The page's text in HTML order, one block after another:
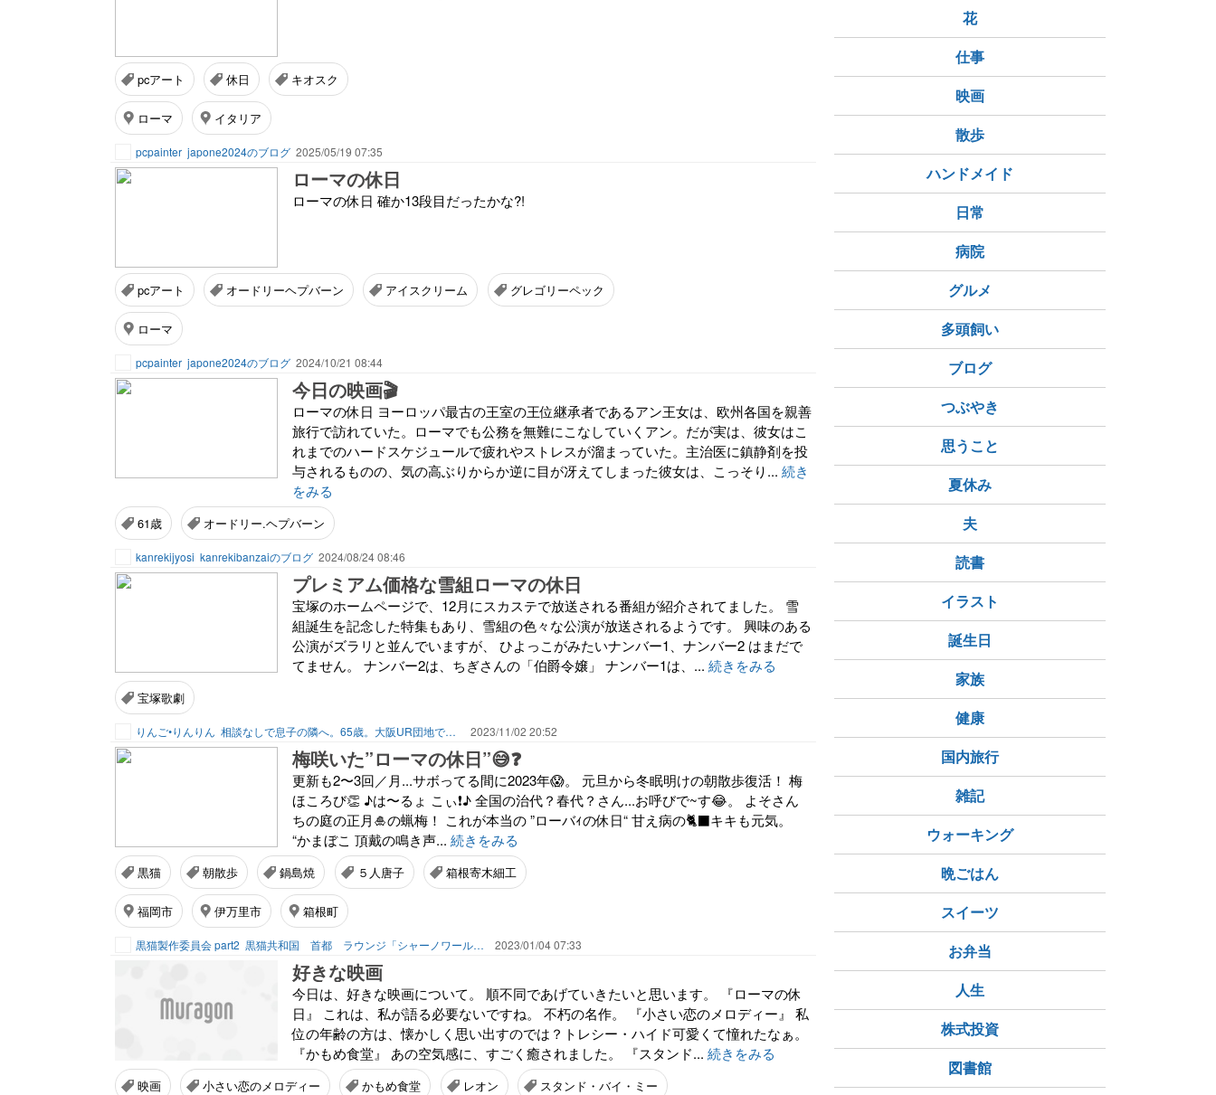
pcアート 休日 キオスク
ローマ イタリア
pcpainter japone2024のブログ 2025/05/19 07:35
ローマの休日
ローマの休日 確か13段目だったかな?!
pcアート オードリーヘプバーン アイスクリーム グレゴリーペック
ローマ
pcpainter japone2024のブログ 2024/10/21 08:44
今日の映画🎬
ローマの休日 ヨーロッパ最古の王室の王位継承者であるアン王女は、欧州各国を親善
旅行で訪れていた。ローマでも公務を無難にこなしていくアン。だが実は、彼女はこ
れまでのハードスケジュールで疲れやストレスが溜まっていた。主治医に鎮静剤を投
与されるものの、気の高ぶりからか逆に目が冴えてしまった彼女は、こっそり... 続き
をみる
61歳 オードリー.ヘプバーン
kanrekijyosi kanrekibanzaiのブログ 2024/08/24 08:46
プレミアム価格な雪組ローマの休日
宝塚のホームページで、12月にスカステで放送される番組が紹介されてました。 雪
組誕生を記念した特集もあり、雪組の色々な公演が放送されるようです。 興味のある
公演がズラリと並んでいますが、 ひよっこがみたいナンバー1、ナンバー2 はまだで
てません。 ナンバー2は、ちぎさんの「伯爵令嬢」 ナンバー1は、... 続きをみる
宝塚歌劇
りんご•りんりん 相談なしで息子の隣へ。65歳。大阪UR団地で叶える「貯金を減らさない」年金暮らし 2023/11/02 20:52
梅咲いた”ローマの休日”😅❓
更新も2〜3回／月...サボってる間に2023年😱。 元旦から冬眠明けの朝散歩復活！ 梅
ほころび👏 ♪は〜るょ こぃ❗️♪ 全国の治代？春代？さん...お呼びで~す😂。 よそさん
ちの庭の正月🎍の蝋梅！ これが本当の ”ローバｨの休日“ 甘え病の🐈‍⬛キキも元気。
“かまぼこ 頂戴の鳴き声... 続きをみる
黒猫 朝散歩 鍋島焼 ５人唐子 箱根寄木細工
福岡市 伊万里市 箱根町
黒猫製作委員会 part2 黒猫共和国 首都 ラウンジ「シャーノワール303号」にようこそ‼️憧れの街はヘルシンキ❗️ 2023/01/04 07:33
好きな映画
今日は、好きな映画について。 順不同であげていきたいと思います。 『ローマの休
日』 これは、私が語る必要ないですね。 不朽の名作。 『小さい恋のメロディー』 私
位の年齢の方は、懐かしく思い出すのでは？トレシー・ハイド可愛くて憧れたなぁ。
『かもめ食堂』 あの空気感に、すごく癒されました。 『スタンド... 続きをみる
映画 小さい恋のメロディー かもめ食堂 レオン スタンド・バイ・ミー
花
仕事
映画
散歩
ハンドメイド
日常
病院
グルメ
多頭飼い
ブログ
つぶやき
思うこと
夏休み
夫
読書
イラスト
誕生日
家族
健康
国内旅行
雑記
ウォーキング
晩ごはん
スイーツ
お弁当
人生
株式投資
図書館